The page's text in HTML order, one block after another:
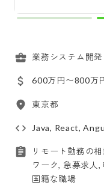
業務システム開
600万円〜800万
東京都
Java, React,
リモート勤務の
ワーク, 急募求人
国籍な職場